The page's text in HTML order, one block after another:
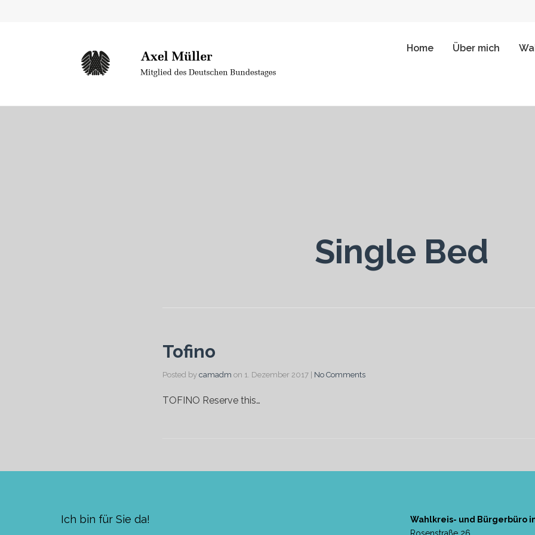
Home Über mich
Single Bed
Tofino
Posted by camadm on 1. Dezember 2017 No Comments
TOFINO Reserve this…
Ich bin für Sie da!
Wahlkreis- und Bürgerbüro